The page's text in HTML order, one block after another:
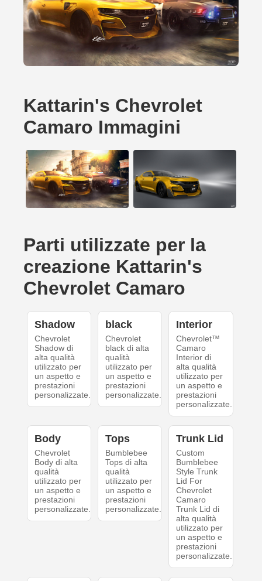
Kattarin's Chevrolet
Camaro Immagini
Parti utilizzate per la
creazione Kattarin's
Chevrolet Camaro
Shadow
Chevrolet
Shadow di
alta qualità
utilizzato per
un aspetto e
prestazioni
personalizzate.
black
Chevrolet
black di alta
qualità
utilizzato per
un aspetto e
prestazioni
personalizzate.
Interior
Chevrolet™
Camaro
Interior di
alta qualità
utilizzato per
un aspetto e
prestazioni
personalizzate.
Body
Chevrolet
Body di alta
qualità
utilizzato per
un aspetto e
prestazioni
personalizzate.
Tops
Bumblebee
Tops di alta
qualità
utilizzato per
un aspetto e
prestazioni
personalizzate.
Trunk Lid
Custom
Bumblebee
Style Trunk
Lid For
Chevrolet
Camaro
Trunk Lid di
alta qualità
utilizzato per
un aspetto e
prestazioni
personalizzate.